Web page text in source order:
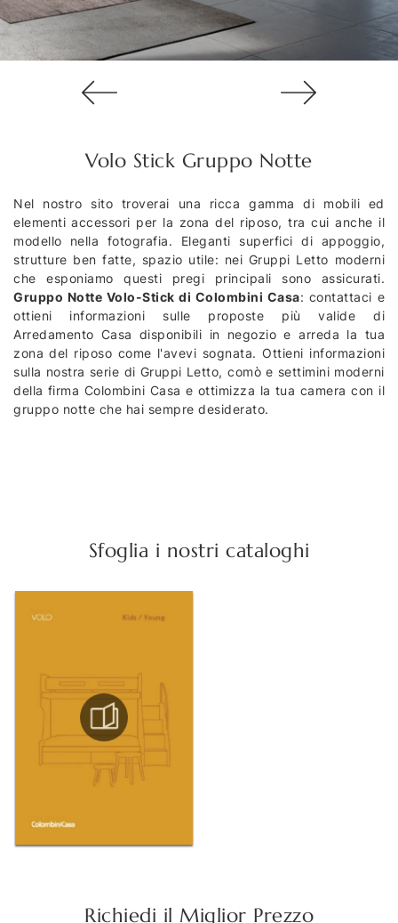
Volo Stick Gruppo Notte
Nel nostro sito troverai una ricca gamma di mobili ed
elementi accessori per la zona del riposo, tra cui anche il
modello nella fotografia. Eleganti superfici di appoggio,
strutture ben fatte, spazio utile: nei Gruppi Letto moderni
che esponiamo questi pregi principali sono assicurati.
Gruppo Notte Volo-Stick di Colombini Casa: contattaci e
ottieni informazioni sulle proposte più valide di
Arredamento Casa disponibili in negozio e arreda la tua
zona del riposo come l'avevi sognata. Ottieni informazioni
sulla nostra serie di Gruppi Letto, comò e settimini moderni
della firma Colombini Casa e ottimizza la tua camera con il
gruppo notte che hai sempre desiderato.
Sfoglia i nostri cataloghi
Richiedi il Miglior Prezzo